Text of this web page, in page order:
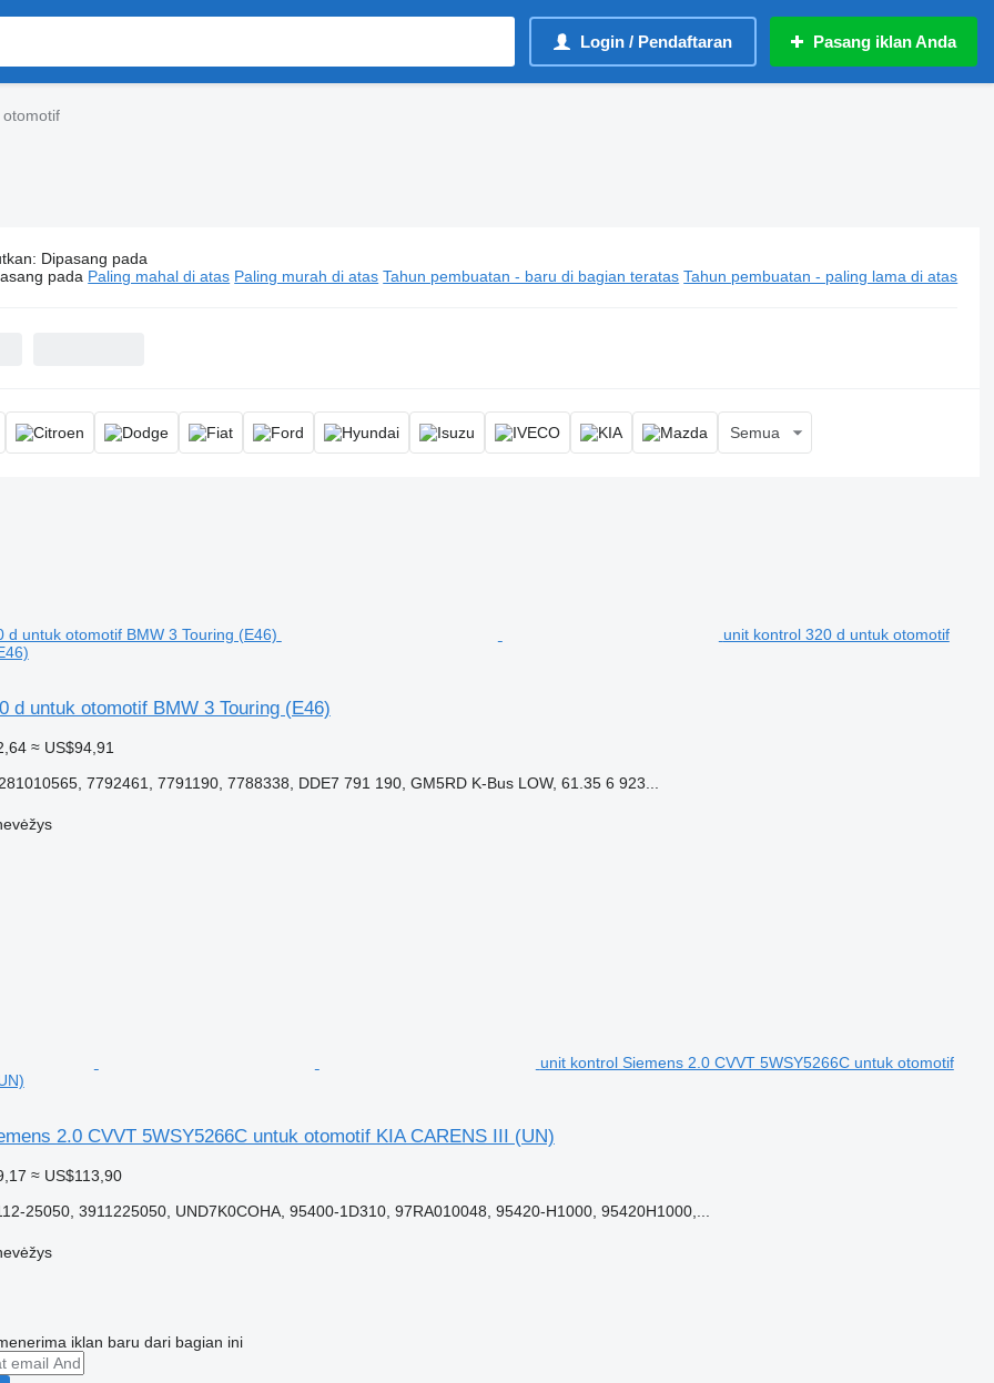
Login / Pendaftaran Pasang iklan Anda
otomotif
kontrol otomotif
: Dipasang pada
pada Paling mahal di atas Paling murah di atas Tahun pembuatan - baru di bagian teratas Tahun pembuatan - paling lama di atas
Semua
unit kontrol 320 d untuk otomotif
d untuk otomotif BMW 3 Touring (E46)
≈ US$94,91
7792461, 7791190, 7788338, DDE7 791 190, GM5RD K-Bus LOW, 61.35 6 923...
unit kontrol Siemens 2.0 CVVT 5WSY5266C untuk otomotif
2.0 CVVT 5WSY5266C untuk otomotif KIA CARENS III (UN)
≈ US$113,90
25050, 3911225050, UND7K0COHA, 95400-1D310, 97RA010048, 95420-H1000, 95420H1000,...
iklan baru dari bagian ini